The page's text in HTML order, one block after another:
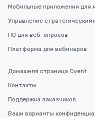
Мобильные приложения для
Управление
ПО для веб-опросов
Платформа для вебинаров
Домашняя страница Cvent
Контакты
Поддержка заказчиков
Ваши варианты